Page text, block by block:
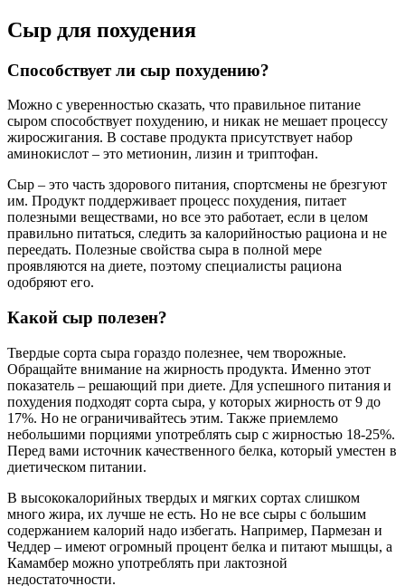
Сыр для похудения
Способствует ли сыр похудению?
Можно с уверенностью сказать, что правильное питание
сыром способствует похудению, и никак не мешает процессу
жиросжигания. В составе продукта присутствует набор
аминокислот – это метионин, лизин и триптофан.
Сыр – это часть здорового питания, спортсмены не брезгуют
им. Продукт поддерживает процесс похудения, питает
полезными веществами, но все это работает, если в целом
правильно питаться, следить за калорийностью рациона и не
переедать. Полезные свойства сыра в полной мере
проявляются на диете, поэтому специалисты рациона
одобряют его.
Какой сыр полезен?
Твердые сорта сыра гораздо полезнее, чем творожные.
Обращайте внимание на жирность продукта. Именно этот
показатель – решающий при диете. Для успешного питания и
похудения подходят сорта сыра, у которых жирность от 9 до
17%. Но не ограничивайтесь этим. Также приемлемо
небольшими порциями употреблять сыр с жирностью 18-25%.
Перед вами источник качественного белка, который уместен в
диетическом питании.
В высококалорийных твердых и мягких сортах слишком
много жира, их лучше не есть. Но не все сыры с большим
содержанием калорий надо избегать. Например, Пармезан и
Чеддер – имеют огромный процент белка и питают мышцы, а
Камамбер можно употреблять при лактозной
недостаточности.